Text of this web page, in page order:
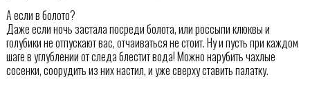
А если в болото?
Даже если ночь застала посреди болота, или россыпи клюквы и
голубики не отпускают вас, отчаиваться не стоит. Ну и пусть при каждом
шаге в углублении от следа блестит вода! Можно нарубить чахлые
сосенки, соорудить из них настил, и уже сверху ставить палатку.